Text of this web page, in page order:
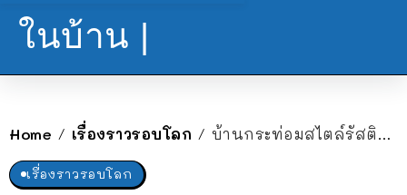
ในบ้าน |
Home / เรื่องราวรอบโลก / บ้านกระท่อมสไตล์รัสติค ตกแต่งด้วยงานไม้ทั้งหลัง 1 ห้องนอนภายใน พร้อมชั้นลอย
เรื่องราวรอบโลก